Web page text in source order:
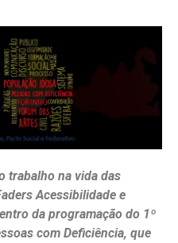
trabalho na vida das
Acessibilidade e
da programação do 1º
com Deficiência, que